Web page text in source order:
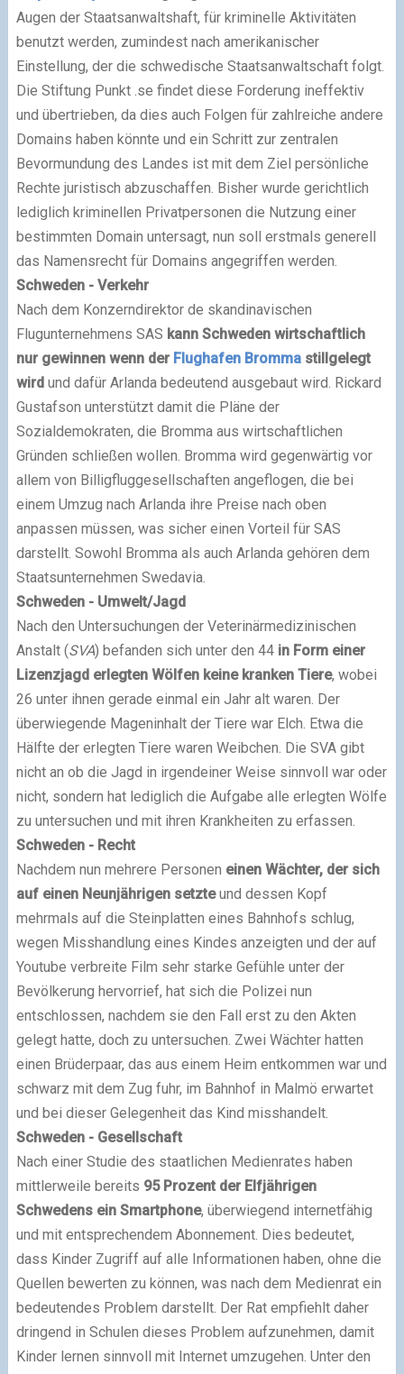
Augen der Staatsanwaltshaft, für kriminelle Aktivitäten
benutzt werden, zumindest nach amerikanischer
Einstellung, der die schwedische Staatsanwaltschaft folgt.
Die Stiftung Punkt .se findet diese Forderung ineffektiv
und übertrieben, da dies auch Folgen für zahlreiche andere
Domains haben könnte und ein Schritt zur zentralen
Bevormundung des Landes ist mit dem Ziel persönliche
Rechte juristisch abzuschaffen. Bisher wurde gerichtlich
lediglich kriminellen Privatpersonen die Nutzung einer
bestimmten Domain untersagt, nun soll erstmals generell
das Namensrecht für Domains angegriffen werden.
Schweden - Verkehr
Nach dem Konzerndirektor de skandinavischen
Flugunternehmens SAS kann Schweden wirtschaftlich
nur gewinnen wenn der Flughafen Brommastillgelegt
wirdund dafür Arlanda bedeutend ausgebaut wird. Rickard
Gustafson unterstützt damit die Pläne der
Sozialdemokraten, die Bromma aus wirtschaftlichen
Gründen schließen wollen. Bromma wird gegenwärtig vor
allem von Billigfluggesellschaften angeflogen, die bei
einem Umzug nach Arlanda ihre Preise nach oben
anpassen müssen, was sicher einen Vorteil für SAS
darstellt. Sowohl Bromma als auch Arlanda gehören dem
Staatsunternehmen Swedavia.
Schweden - Umwelt/Jagd
Nach den Untersuchungen der Veterinärmedizinischen
Anstalt (SVA) befanden sich unter den 44 in Form einer
Lizenzjagd erlegten Wölfen keine kranken Tiere, wobei
26 unter ihnen gerade einmal ein Jahr alt waren. Der
überwiegende Mageninhalt der Tiere war Elch. Etwa die
Hälfte der erlegten Tiere waren Weibchen. Die SVA gibt
nicht an ob die Jagd in irgendeiner Weise sinnvoll war oder
nicht, sondern hat lediglich die Aufgabe alle erlegten Wölfe
zu untersuchen und mit ihren Krankheiten zu erfassen.
Schweden - Recht
Nachdem nun mehrere Personen einen Wächter, der sich
auf einen Neunjährigen setzteund dessen Kopf
mehrmals auf die Steinplatten eines Bahnhofs schlug,
wegen Misshandlung eines Kindes anzeigten und der auf
Youtube verbreite Film sehr starke Gefühle unter der
Bevölkerung hervorrief, hat sich die Polizei nun
entschlossen, nachdem sie den Fall erst zu den Akten
gelegt hatte, doch zu untersuchen. Zwei Wächter hatten
einen Brüderpaar, das aus einem Heim entkommen war und
schwarz mit dem Zug fuhr, im Bahnhof in Malmö erwartet
und bei dieser Gelegenheit das Kind misshandelt.
Schweden - Gesellschaft
Nach einer Studie des staatlichen Medienrates haben
mittlerweile bereits 95 Prozent der Elfjährigen
Schwedens ein Smartphone, überwiegend internetfähig
und mit entsprechendem Abonnement. Dies bedeutet,
dass Kinder Zugriff auf alle Informationen haben, ohne die
Quellen bewerten zu können, was nach dem Medienrat ein
bedeutendes Problem darstellt. Der Rat empfiehlt daher
dringend in Schulen dieses Problem aufzunehmen, damit
Kinder lernen sinnvoll mit Internet umzugehen. Unter den